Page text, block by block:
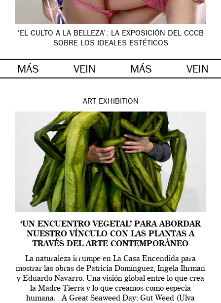
‘EL CULTO A LA BELLEZA’: LA EXPOSICIÓN DEL CCCB
SOBRE LOS IDEALES ESTÉTICOS
MÁS VEIN MÁS VEIN
ART EXHIBITION
‘UN ENCUENTRO VEGETAL’ PARA ABORDAR
NUESTRO VÍNCULO CON LAS PLANTAS A
TRAVÉS DEL ARTE CONTEMPORÁNEO
La naturaleza irrumpe en La Casa Encendida para
mostrar las obras de Patricia Domínguez, Ingela Ihrman
y Eduardo Navarro. Una visión global entre lo que crea
la Madre Tierra y lo que creamos como especia
humana. A Great Seaweed Day: Gut Weed (Ulva